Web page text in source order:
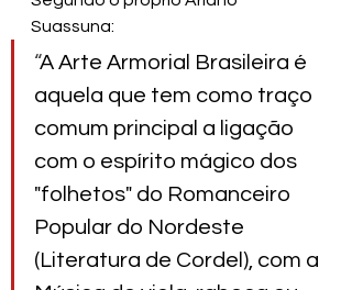
Suassuna:
“A Arte Armorial Brasileira é
aquela que tem como traço
comum principal a ligação
com o espírito mágico dos
"folhetos" do Romanceiro
Popular do Nordeste
(Literatura de Cordel), com a